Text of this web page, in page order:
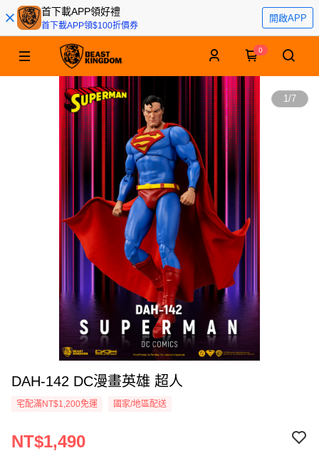
首下載APP領好禮
首下載APP領$100折價券
開啟APP
0
1/7
DAH-142 DC漫畫英雄 超人
宅配滿NT$1,200免運 國家/地區配送
NT$1,490